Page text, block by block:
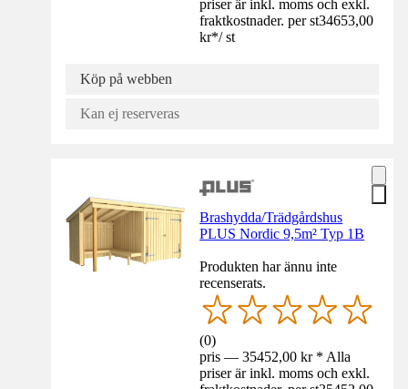
priser är inkl. moms och exkl.
fraktkostnader. per st34653,00
kr*/ st
Köp på webben
Kan ej reserveras
Brashydda/Trädgårdshus
PLUS Nordic 9,5m² Typ 1B
Produkten har ännu inte
recenserats.
(0)
pris — 35452,00 kr * Alla
priser är inkl. moms och exkl.